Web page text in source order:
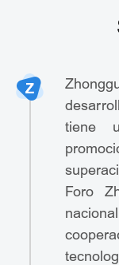
tiene
Foro